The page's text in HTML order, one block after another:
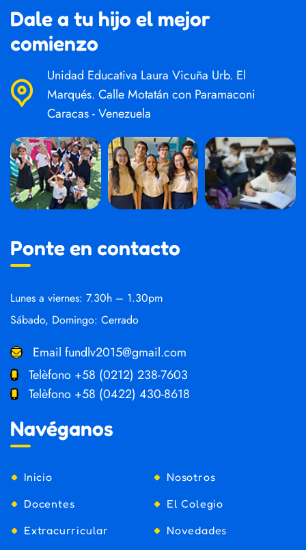
Dale a tu hijo el mejor
comienzo
Unidad Educativa Laura Vicuña Urb. El
Marqués. Calle Motatán con Paramaconi
Caracas - Venezuela
Ponte en contacto
Lunes a viernes: 7.30h – 1.30pm
Sábado, Domingo: Cerrado
Email fundlv2015@gmail.com
Telèfono +58 (0212) 238-7603
Telèfono +58 (0422) 430-8618
Navéganos
Inicio
Nosotros
Docentes
El Colegio
Extracurricular
Novedades